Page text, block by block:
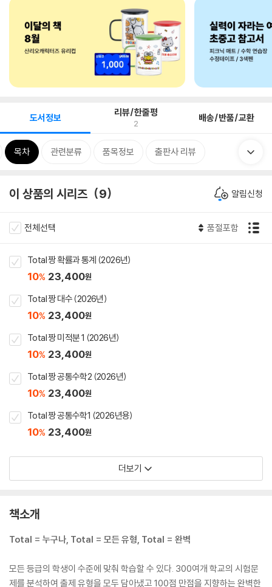
도서정보 리뷰/한줄평
2 배송/반품/교환
목차 관련분류 품목정보 출판사 리뷰
이 상품의 시리즈 9 알림신청
전체선택 품절포함
Total 짱 확률과 통계 (2026년)
10% 23,400원
Total 짱 대수 (2026년)
10% 23,400원
Total 짱 미적분 1 (2026년)
10% 23,400원
Total 짱 공통수학2 (2026년)
10% 23,400원
Total 짱 공통수학1 (2026년용)
10% 23,400원
더보기
책소개
Total = 누구나, Total = 모든 유형, Total = 완벽
모든 등급의 학생이 수준에 맞춰 학습할 수 있다. 300여개 학교의 시험문
제를 분석하여 출제 유형을 모두 담아냈고 100점 만점을 지향하는 완벽한